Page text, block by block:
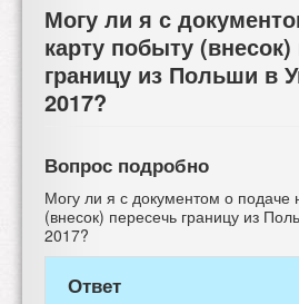
Могу ли я с
карту побыту
границу из Польши в
2017?
Вопрос подробно
Могу ли я с документом о подаче
(внесок) пересечь границу из
2017?
Ответ